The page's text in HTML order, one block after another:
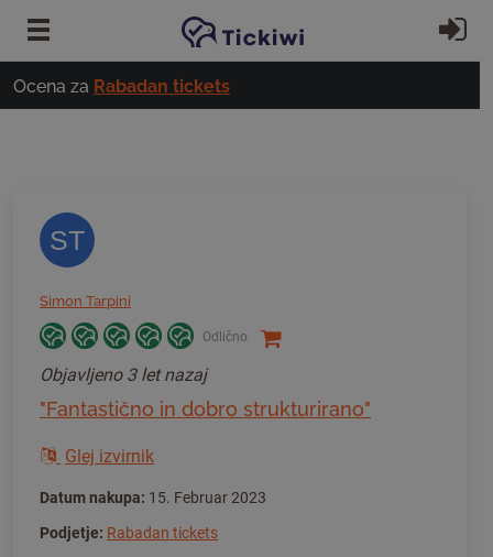
Preskoči na glavno vsebino
Ocena za Rabadan tickets
ST
Simon Tarpini
Odlično
Objavljeno 3 let nazaj
"Fantastično in dobro strukturirano"
Glej izvirnik
Datum nakupa: 15. Februar 2023
Podjetje: Rabadan tickets